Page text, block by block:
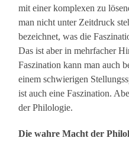
mit einer komplexen zu
man nicht unter Zeitdruck
bezeichnet, was die
Das ist aber in mehrfacher
Faszination kann man auch
einem schwierigen
ist auch eine Faszination.
der Philologie.
Die wahre Macht der